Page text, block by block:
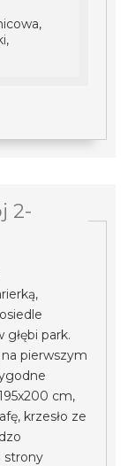
2-
głębi park.
pierwszym
cm,
krzesło ze
strony